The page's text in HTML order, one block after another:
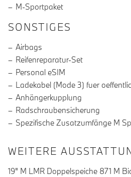
M-Sportpaket
SONSTIGES
Airbags
Reifenreparatur-Set
Personal eSIM
Ladekabel (Mode 3) fuer
Anhängerkupplung
Radschraubensicherung
Spezifische Zusatzumfänge M
WEITERE
19" M LMR Doppelspeiche 871 M